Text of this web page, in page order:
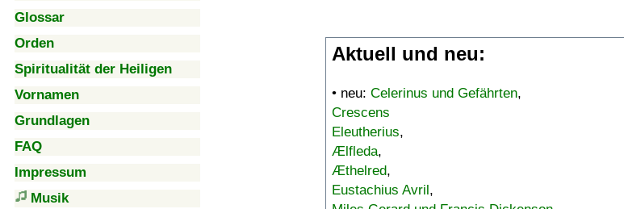
Glossar
Orden
Spiritualität der Heiligen
Vornamen
Grundlagen
FAQ
Impressum
Musik
Aktuell und neu:
• neu: Celerinus und Gefährten,
Crescens
Eleutherius,
Ælfleda,
Æthelred,
Eustachius Avril,